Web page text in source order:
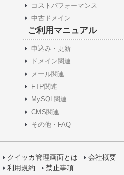
コストパフォーマンス
中古ドメイン
ご利用マニュアル
申込み・更新
ドメイン関連
メール関連
FTP関連
MySQL関連
CMS関連
その他・FAQ
クイッカ管理画面とは
会社概要
利用規約
禁止事項